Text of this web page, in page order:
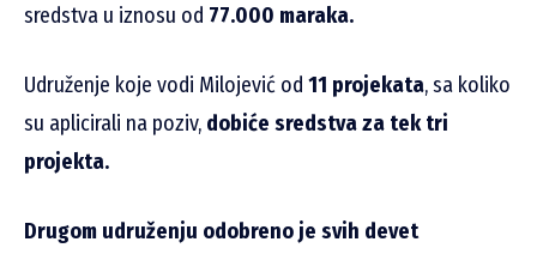
sredstva u iznosu od 77.000 maraka.
Udruženje koje vodi Milojević od 11 projekata, sa koliko
su aplicirali na poziv, dobiće sredstva za tek tri
projekta.
Drugom udruženju odobreno je svih devet